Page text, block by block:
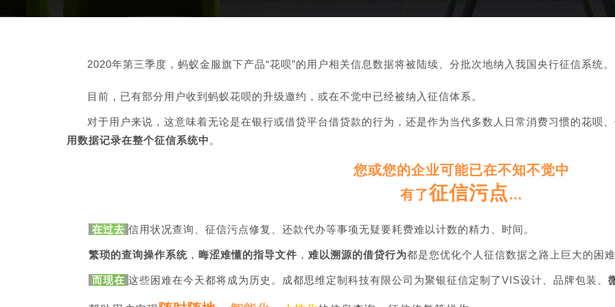
2020年第三季度，蚂蚁金服旗下产品“花呗”的用户相关信息数据将被陆续、分批次地纳入我国央行征信系统。
目前，已有部分用户收到蚂蚁花呗的升级邀约，或在不觉中已经被纳入征信体系。
对于用户来说，这意味着无论是在银行或借贷平台借贷款的行为，还是作为当代多数人日常消费习惯的花呗
用数据记录在整个征信系统中 。
您或您的企业可能已在不知不觉中
有了征信污点…
在过去 信用状况查询、征信污点修复、还款代办等事项无疑要耗费难以计数的精力、时间。
繁琐的查询操作系统 ， 晦涩难懂的指导文件 ， 难以溯源的借贷行为都是您优化个人征信数据之路上巨大的困
而现在 这些困难在今天都将成为历史。成都思维定制科技有限公司为聚银征信定制了VIS设计、品牌包装、